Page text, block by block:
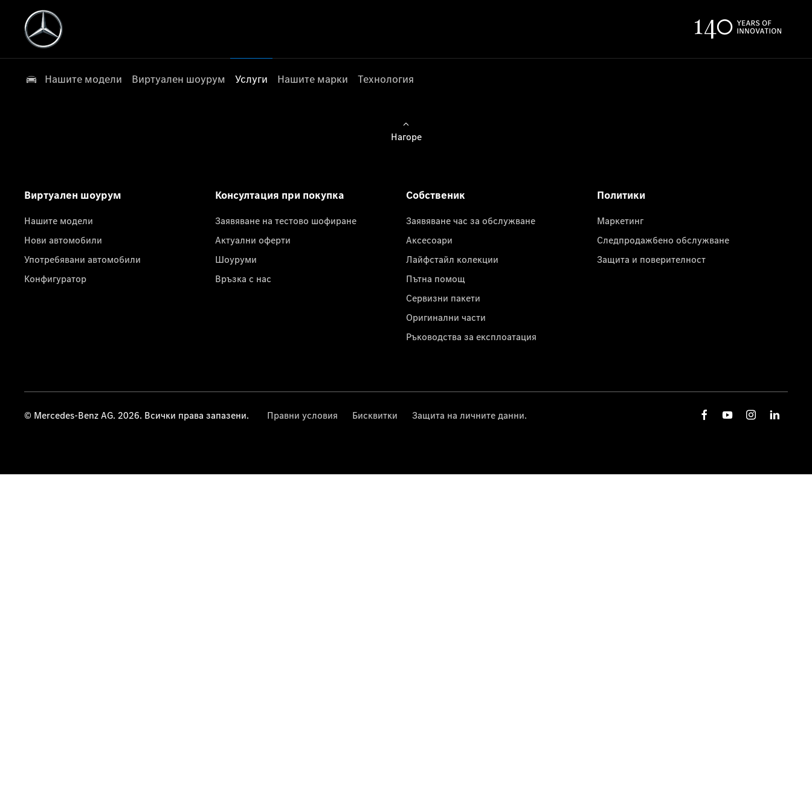
Нашите модели Виртуален шоурум Услуги Нашите марки Технология
Нагоре
Виртуален шоурум
Нашите модели
Нови автомобили
Употребявани автомобили
Конфигуратор
Консултация при покупка
Заявяване на тестово шофиране
Актуални оферти
Шоуруми
Връзка с нас
Собственик
Заявяване час за обслужване
Аксесоари
Лайфстайл колекции
Пътна помощ
Сервизни пакети
Оригинални части
Ръководства за експлоатация
Политики
Маркетинг
Следпродажбено обслужване
Защита и поверителност
© Mercedes-Benz AG. 2026. Всички права запазени. Правни условия Бисквитки Защита на личните данни.